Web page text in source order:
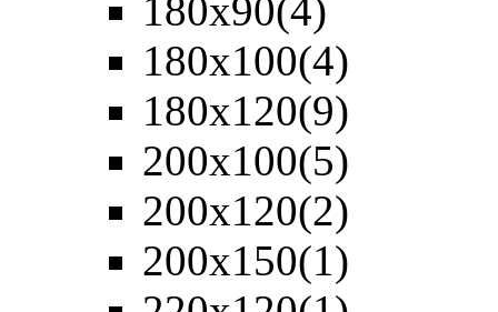
180х90(4)
180х100(4)
180х120(9)
200х100(5)
200х120(2)
200х150(1)